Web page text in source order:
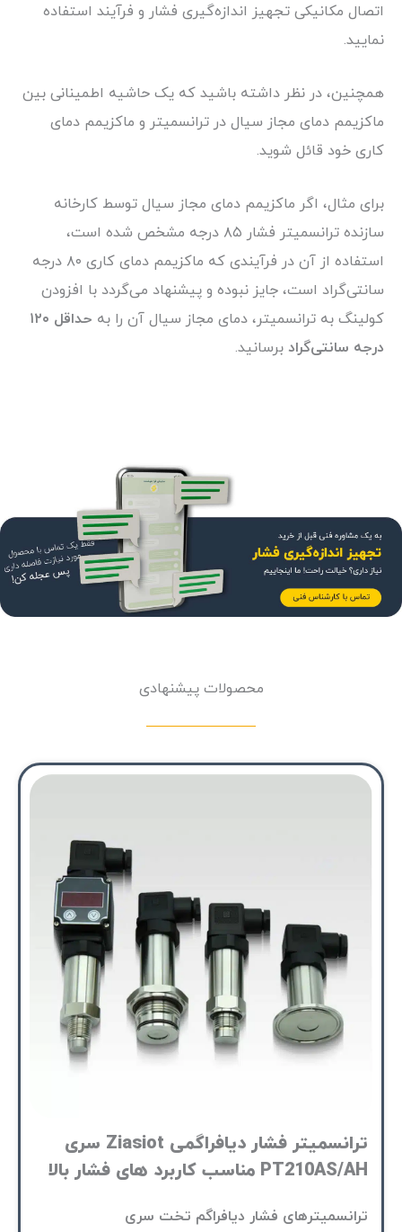
اتصال مکانیکی تجهیز اندازه‌گیری فشار و فرآیند استفاده
نمایید.
همچنین، در نظر داشته باشید که یک حاشیه اطمینانی بین
ماکزیمم دمای مجاز سیال در ترانسمیتر و ماکزیمم دمای
کاری خود قائل شوید.
برای مثال، اگر ماکزیمم دمای مجاز سیال توسط کارخانه
سازنده ترانسمیتر فشار ۸۵ درجه مشخص شده است،
استفاده از آن در فرآیندی که ماکزیمم دمای کاری ۸۰ درجه
سانتی‌گراد است، جایز نبوده و پیشنهاد می‌گردد با افزودن
کولینگ به ترانسمیتر، دمای مجاز سیال آن را به
حداقل ۱۲۰
درجه سانتی‌گراد برسانید.
محصولات پیشنهادی
ترانسمیتر فشار دیافراگمی Ziasiot سری
PT210AS/AH مناسب کاربرد های فشار بالا
ترانسمیترهای فشار دیافراگم تخت سری